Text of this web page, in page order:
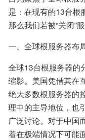
是：在现有的13台根
那么我们若被“关闭”
一、全球根服务器布
全球13台根服务器的
缩影。美国凭借其在
绝大多数根服务器的
理中的主导地位，也
广泛讨论。对于中国
着在极端情况下可能